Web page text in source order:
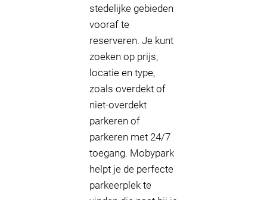
stedelijke gebieden
vooraf te
reserveren. Je kunt
zoeken op prijs,
locatie en type,
zoals overdekt of
niet-overdekt
parkeren of
parkeren met 24/7
toegang. Mobypark
helpt je de perfecte
parkeerplek te